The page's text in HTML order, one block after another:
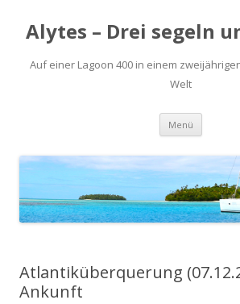
Alytes – Drei segeln
Auf einer Lagoon 400 in einem
Welt
Menü Zum
springen
Atlantiküberquerung
Ankunft